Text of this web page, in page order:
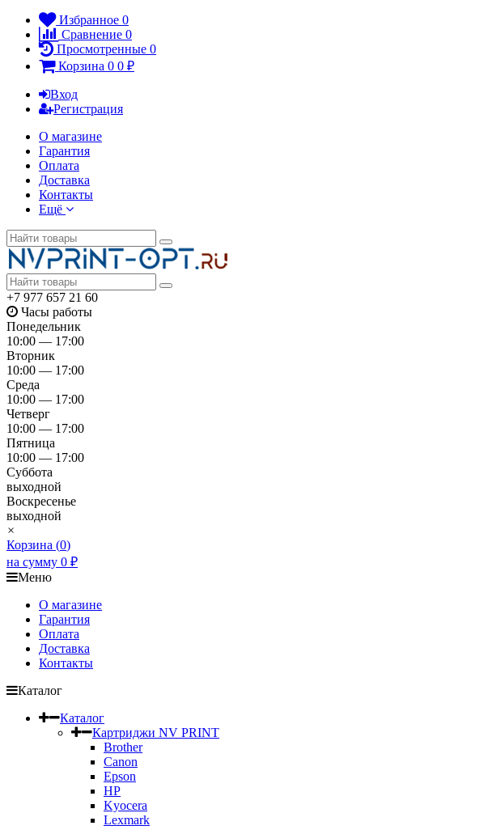
Избранное 0
Сравнение 0
Просмотренные 0
Корзина 0 0 ₽
Вход
Регистрация
О магазине
Гарантия
Оплата
Доставка
Контакты
Ещё
+7 977 657 21 60
Часы работы
Понедельник
10:00 — 17:00
Вторник
10:00 — 17:00
Среда
10:00 — 17:00
Четверг
10:00 — 17:00
Пятница
10:00 — 17:00
Суббота
выходной
Воскресенье
выходной
×
Корзина (0)
на сумму 0 ₽
Меню
О магазине
Гарантия
Оплата
Доставка
Контакты
Каталог
Каталог
Картриджи NV PRINT
Brother
Canon
Epson
HP
Kyocera
Lexmark